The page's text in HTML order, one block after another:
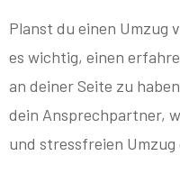
Planst du einen Umzug
es wichtig, einen
an deiner Seite zu
dein Ansprechpartner,
und stressfreien Umzug